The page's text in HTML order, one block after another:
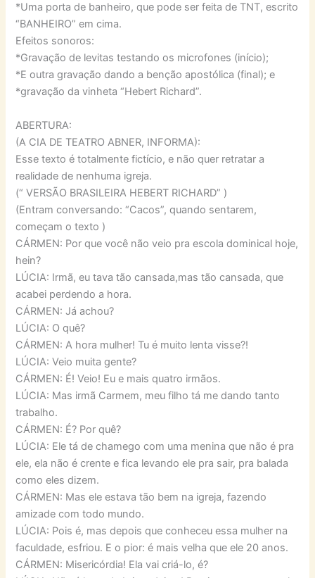
*Uma porta de banheiro, que pode ser feita de TNT, escrito
“BANHEIRO” em cima.
Efeitos sonoros:
*Gravação de levitas testando os microfones (início);
*E outra gravação dando a benção apostólica (final); e
*gravação da vinheta “Hebert Richard”.
ABERTURA:
(A CIA DE TEATRO ABNER, INFORMA):
Esse texto é totalmente fictício, e não quer retratar a
realidade de nenhuma igreja.
(“ VERSÃO BRASILEIRA HEBERT RICHARD” )
(Entram conversando: “Cacos”, quando sentarem,
começam o texto )
CÁRMEN: Por que você não veio pra escola dominical hoje,
hein?
LÚCIA: Irmã, eu tava tão cansada,mas tão cansada, que
acabei perdendo a hora.
CÁRMEN: Já achou?
LÚCIA: O quê?
CÁRMEN: A hora mulher! Tu é muito lenta visse?!
LÚCIA: Veio muita gente?
CÁRMEN: É! Veio! Eu e mais quatro irmãos.
LÚCIA: Mas irmã Carmem, meu filho tá me dando tanto
trabalho.
CÁRMEN: É? Por quê?
LÚCIA: Ele tá de chamego com uma menina que não é pra
ele, ela não é crente e fica levando ele pra sair, pra balada
como eles dizem.
CÁRMEN: Mas ele estava tão bem na igreja, fazendo
amizade com todo mundo.
LÚCIA: Pois é, mas depois que conheceu essa mulher na
faculdade, esfriou. E o pior: é mais velha que ele 20 anos.
CÁRMEN: Misericórdia! Ela vai criá-lo, é?